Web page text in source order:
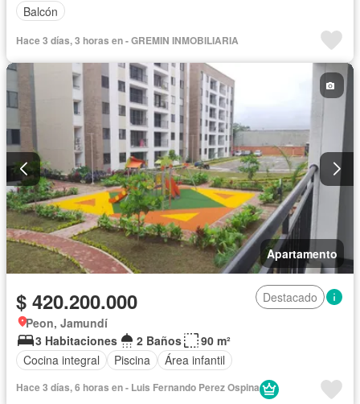
Balcón
Hace 3 días, 3 horas en - GREMIN INMOBILIARIA
Apartamento
$ 420.200.000
Destacado
Peon, Jamundí
3 Habitaciones
2 Baños
90 m²
Cocina integral
Piscina Área infantil
Hace 3 días, 6 horas en - Luis Fernando Perez Ospina